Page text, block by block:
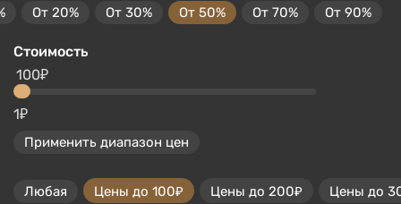
От 20% От 30% От 50% От 70% От 90%
Стоимость
1₽
100₽
Применить диапазон цен
Любая Цены до 100₽ Цены до 200₽ Цены до